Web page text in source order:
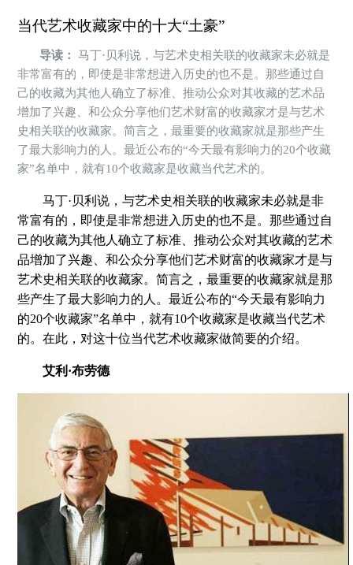
当代艺术收藏家中的十大“土豪”
导读：
马丁·贝利说，与艺术史相关联的收藏家未必就是
非常富有的，即使是非常想进入历史的也不是。那些通过自
己的收藏为其他人确立了标准、推动公众对其收藏的艺术品
增加了兴趣、和公众分享他们艺术财富的收藏家才是与艺术
史相关联的收藏家。简言之，最重要的收藏家就是那些产生
了最大影响力的人。最近公布的“今天最有影响力的20个收藏
家”名单中，就有10个收藏家是收藏当代艺术的。
马丁·贝利说，与艺术史相关联的收藏家未必就是非
常富有的，即使是非常想进入历史的也不是。那些通过自
己的收藏为其他人确立了标准、推动公众对其收藏的艺术
品增加了兴趣、和公众分享他们艺术财富的收藏家才是与
艺术史相关联的收藏家。简言之，最重要的收藏家就是那
些产生了最大影响力的人。最近公布的“今天最有影响力
的20个收藏家”名单中，就有10个收藏家是收藏当代艺术
的。在此，对这十位当代艺术收藏家做简要的介绍。
艾利·布劳德